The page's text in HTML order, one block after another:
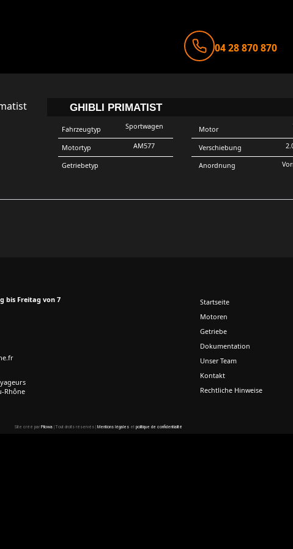
04 28 870 870
GHIBLI PRIMATIST
Fahrzeugtyp
Motortyp
Getriebetyp
Sportwagen
AM577
Motor
Verschiebung
Anordnung
bis Freitag von 7
Rhône
Startseite
Motoren
Getriebe
Dokumentation
Unser Team
Kontakt
Rechtliche Hinweise
Site créé par Pilowa | Tout droits réservés | Mentions légales et politique de confidentialité